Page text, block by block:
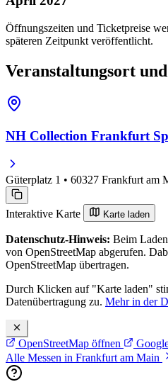
Öffnungszeiten und Ticketpreise
späteren Zeitpunkt veröffentlicht.
Veranstaltungsort
NH Collection Frankfurt
Güterplatz 1 • 60327 Frankfurt am
Interaktive Karte Karte laden
Datenschutz-Hinweis: Beim
von OpenStreetMap abgerufen.
OpenStreetMap übertragen.
Durch Klicken auf "Karte laden"
Datenübertragung zu. Mehr in der
OpenStreetMap öffnen
Alle Messen in Frankfurt am Main